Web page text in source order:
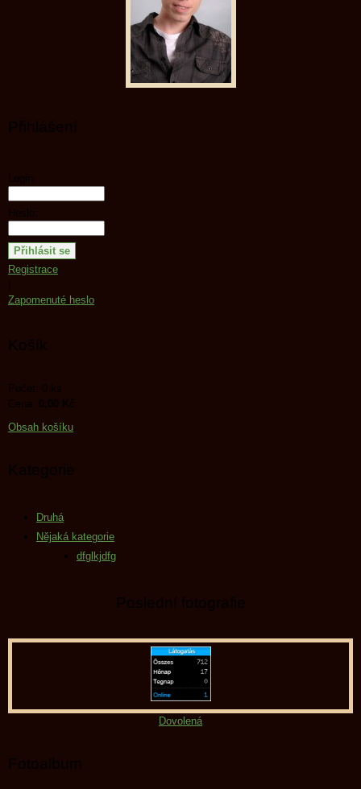
Přihlášení
Login:
Heslo:
Registrace
Zapomenuté heslo
Košík
Počet: 0 ks
Cena:
0,00 Kč
Obsah košíku
Kategorie
Druhá
Nějaká kategorie
dfglkjdfg
Poslední fotografie
Dovolená
Fotoalbum